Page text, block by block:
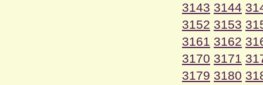
3143 3144
3152 3153
3161 3162
3170 3171
3179 3180